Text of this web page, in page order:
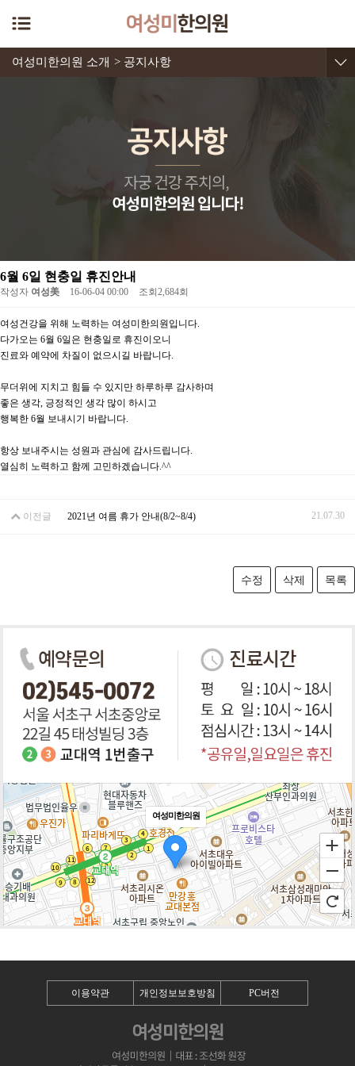
여성미한의원 소개 > 공지사항
6월 6일 현충일 휴진안내
작성자 여성美 16-06-04 00:00 조회 2,684회
여성건강을 위해 노력하는 여성미한의원입니다.
다가오는 6월 6일은 현충일로 휴진이오니
진료와 예약에 차질이 없으시길 바랍니다.
무더위에 지치고 힘들 수 있지만 하루하루 감사하며
좋은 생각, 긍정적인 생각 많이 하시고
행복한 6월 보내시기 바랍니다.
항상 보내주시는 성원과 관심에 감사드립니다.
열심히 노력하고 함께 고민하겠습니다.^^
이전글 2021년 여름 휴가 안내(8/2~8/4) 21.07.30
수정 삭제 목록
여성미한의원
이용약관 개인정보보호방침 PC버전